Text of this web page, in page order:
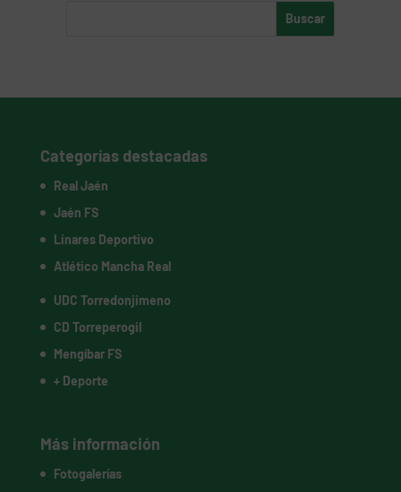
Categorías destacadas
Real Jaén
Jaén FS
Linares Deportivo
Atlético Mancha Real
UDC Torredonjimeno
CD Torreperogil
Mengíbar FS
+ Deporte
Más información
Fotogalerías